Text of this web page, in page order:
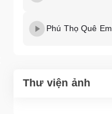
Phú Thọ Quê Em
Thư viện ảnh